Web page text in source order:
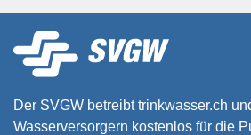
Der SVGW betreibt trinkwasser.ch
Wasserversorgern kostenlos für die